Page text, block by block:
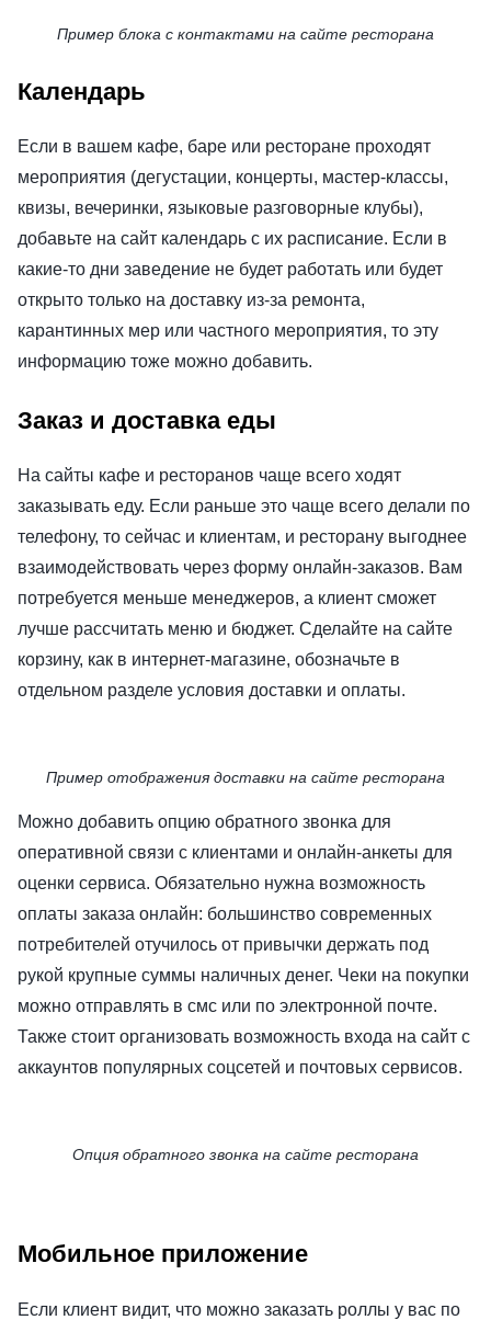
Пример блока с контактами на сайте ресторана
Календарь
Если в вашем кафе, баре или ресторане проходят
мероприятия (дегустации, концерты, мастер-классы,
квизы, вечеринки, языковые разговорные клубы),
добавьте на сайт календарь с их расписание. Если в
какие-то дни заведение не будет работать или будет
открыто только на доставку из-за ремонта,
карантинных мер или частного мероприятия, то эту
информацию тоже можно добавить.
Заказ и доставка еды
На сайты кафе и ресторанов чаще всего ходят
заказывать еду. Если раньше это чаще всего делали по
телефону, то сейчас и клиентам, и ресторану выгоднее
взаимодействовать через форму онлайн-заказов. Вам
потребуется меньше менеджеров, а клиент сможет
лучше рассчитать меню и бюджет. Сделайте на сайте
корзину, как в интернет-магазине, обозначьте в
отдельном разделе условия доставки и оплаты.
Пример отображения доставки на сайте ресторана
Можно добавить опцию обратного звонка для
оперативной связи с клиентами и онлайн-анкеты для
оценки сервиса. Обязательно нужна возможность
оплаты заказа онлайн: большинство современных
потребителей отучилось от привычки держать под
рукой крупные суммы наличных денег. Чеки на покупки
можно отправлять в смс или по электронной почте.
Также стоит организовать возможность входа на сайт с
аккаунтов популярных соцсетей и почтовых сервисов.
Опция обратного звонка на сайте ресторана
Мобильное приложение
Если клиент видит, что можно заказать роллы у вас по